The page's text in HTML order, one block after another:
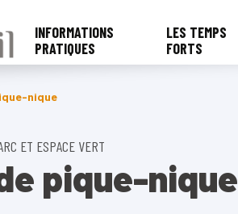
INFORMATIONS
PRATIQUES
LES TEMPS
FORTS
nique
ET ESPACE VERT
pique-nique